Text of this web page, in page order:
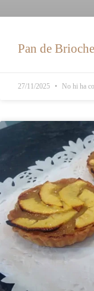
Pan de Brioche
27/11/2025 No hi ha